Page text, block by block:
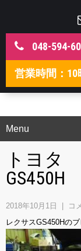
048-594-
営業時間：
Menu
トヨ
2018年10月1日
コ
レクサスGS450Hの